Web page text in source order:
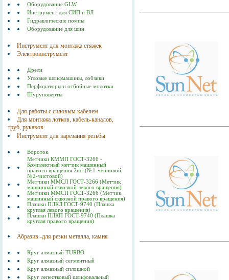
Оборудование GLW
Инструмент для СИП и ВЛ
Гидравлические помпы
Оборудование для шин
Инструмент для монтажа стяжек
Электроинструмент
Дрели
Угловые шлифмашины, лобзики
Перфораторы и отбойные молотки
Шуруповерты
Для работы с силовым кабелем
Для монтажа лотков, кабель-каналов,
труб, рукавов
Инструмент для нарезания резьбы
Вороток
Метчики КММП ГОСТ-3266 -
Комплектный метчик машинный
правого вращения 2шт (№1-черновой,
№2-чистовой)
Метчики ММСЛ ГОСТ-3266 (Метчик
машинный сквозной левого вращения)
Метчики ММСП ГОСТ-3266 (Метчик
машинный сквозной правого вращения)
Плашки ПЛКЛ ГОСТ-9740 (Плашка
круглая левого вращения)
Плашки ПЛКП ГОСТ-9740 (Плашка
круглая правого вращения)
Абразив -для резки металла, камня
Круг алмазный TURBO
Круг алмазный сегментный
Круг алмазный сплошной
Круг лепестковый шлифовальный